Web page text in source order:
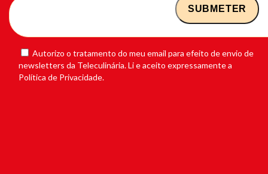
Autorizo o tratamento do meu email para efeito de envio de
newsletters da Teleculinária. Li e aceito expressamente a
Política de Privacidade.